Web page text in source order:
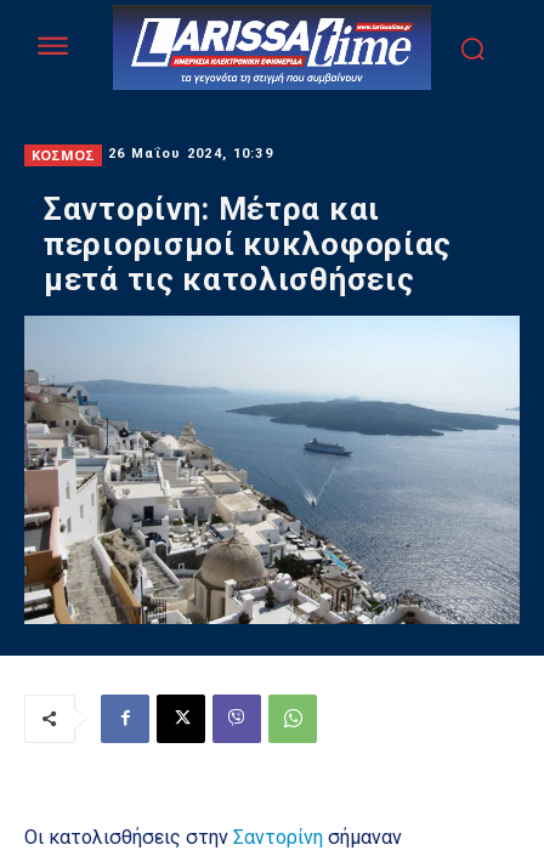
ΚΟΣΜΟΣ 26 Μαΐου 2024, 10:39
Σαντορίνη: Μέτρα και
περιορισμοί κυκλοφορίας
μετά τις κατολισθήσεις
Οι κατολισθήσεις στην Σαντορίνη σήμαναν